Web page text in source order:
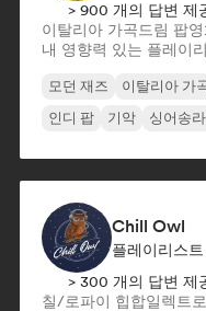
> 900 개의 답변 제
이탈리아 가곡드림 팝
내 영향력 있는 플레이
모던 재즈 이탈리아 가
인디 팝
기악 싱어송
Chill Owl
플레이리스
> 300 개의 답변 제
칠/로파이 힙합일렉트